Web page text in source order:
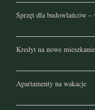
Sprzęt dla budowlańców
Kredyt na nowe mieszkanie
Apartamenty na wakacje